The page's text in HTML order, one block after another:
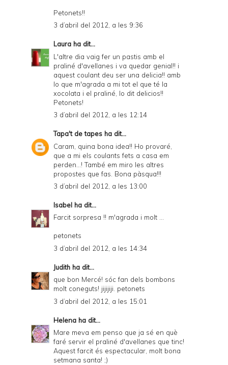
Petonets!!
3 d’abril del 2012, a les 9:36
Laura ha dit...
L'altre dia vaig fer un pastis amb el
praliné d'avellanes i va quedar genial!! i
aquest coulant deu ser una delicia!! amb
lo que m'agrada a mi tot el que té la
xocolata i el praliné, lo dit delicios!!
Petonets!
3 d’abril del 2012, a les 12:14
Tapa't de tapes ha dit...
Caram, quina bona idea!! Ho provaré,
que a mi els coulants fets a casa em
perden...! També em miro les altres
propostes que fas. Bona pàsqua!!!
3 d’abril del 2012, a les 13:00
Isabel ha dit...
Farcit sorpresa !! m'agrada i molt ...
petonets
3 d’abril del 2012, a les 14:34
Judith ha dit...
que bon Mercé! sóc fan dels bombons
molt coneguts! jijijiji. petonets
3 d’abril del 2012, a les 15:01
Helena ha dit...
Mare meva em penso que ja sé en què
faré servir el praliné d'avellanes que tinc!
Aquest farcit és espectacular, molt bona
setmana santa! ;)